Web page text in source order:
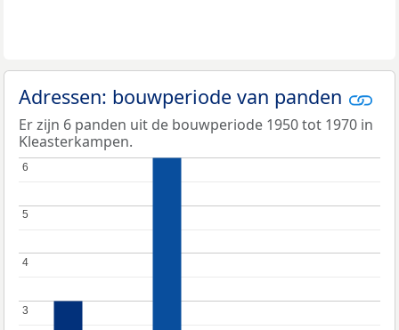
Adressen: bouwperiode van panden
Er zijn 6 panden uit de bouwperiode 1950 tot 1970 in
Kleasterkampen.
3
3
4
4
5
5
6
6